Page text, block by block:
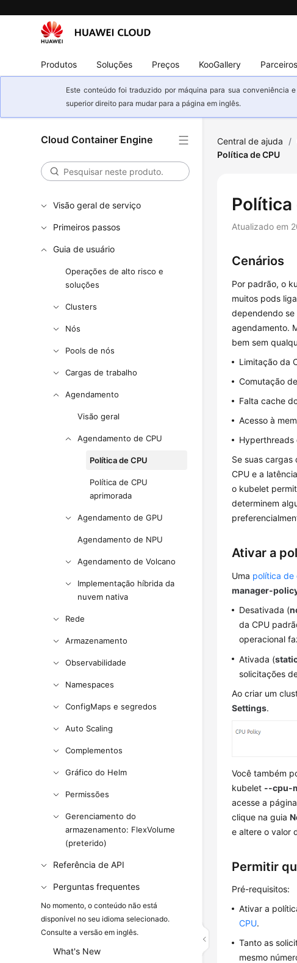
Produtos Soluções Preços KooGallery Parceiros
Este conteúdo foi traduzido por máquina para sua
superior direito para mudar para a página em inglês.
Cloud Container Engine
Visão geral de serviço
Primeiros passos
Guia de usuário
Operações de alto risco e
soluções
Clusters
Nós
Pools de nós
Cargas de trabalho
Agendamento
Visão geral
Agendamento de CPU
Política de CPU
Política de CPU
aprimorada
Agendamento de GPU
Agendamento de NPU
Agendamento de Volcano
Implementação híbrida da
nuvem nativa
Rede
Armazenamento
Observabilidade
Namespaces
ConfigMaps e segredos
Auto Scaling
Complementos
Gráfico do Helm
Permissões
Gerenciamento do
armazenamento: FlexVolume
(preterido)
Referência de API
Perguntas frequentes
No momento, o conteúdo não está
disponível no seu idioma selecionado.
Consulte a versão em inglês.
What's New
Central de ajuda /
Política de CPU
Política
Atualizado em
Cenários
Por padrão, o
muitos pods
dependendo se
agendamento.
bem sem
Limitação da
Comutação
Falta cache
Acesso à
Hyperthreads
Se suas
CPU e a
o kubelet
determinem
Ativar a
Uma política de
manager-
Desativada (
da CPU
operacional
Ativada (
solicitações
Ao criar um
Settings.
Você também
kubelet --cpu-
acesse a
clique na guia
e altere o valor
Permitir
Pré-requisitos:
Ativar a
CPU.
Tanto as
mesmo